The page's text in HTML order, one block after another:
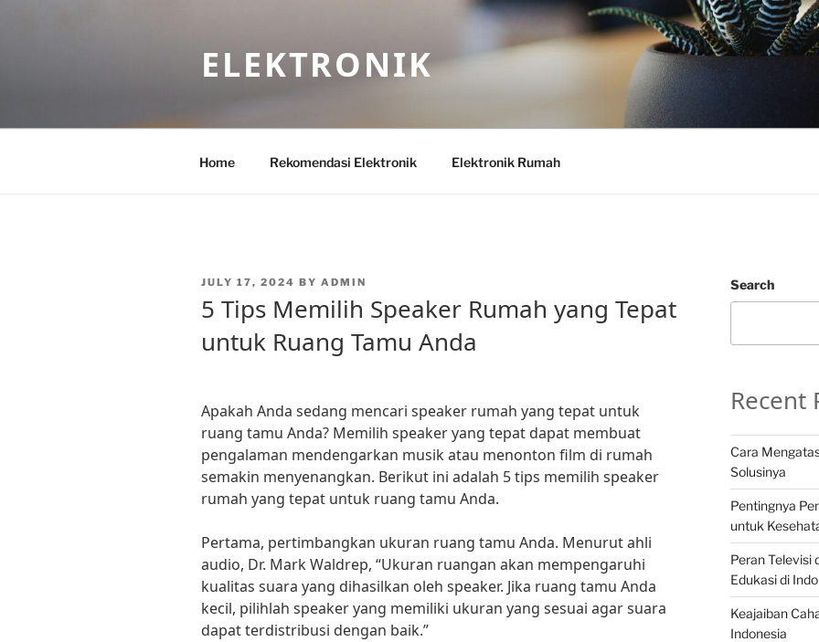
ELEKTRONIK
Home Rekomendasi Elektronik Elektronik Rumah
POSTED
JULY 17, 2024 BY ADMIN
5 Tips Memilih Speaker Rumah yang Tepat
untuk Ruang Tamu Anda
Apakah Anda sedang mencari speaker rumah yang tepat untuk
ruang tamu Anda? Memilih speaker yang tepat dapat membuat
pengalaman mendengarkan musik atau menonton film di rumah
semakin menyenangkan. Berikut ini adalah 5 tips memilih speaker
rumah yang tepat untuk ruang tamu Anda.
Pertama, pertimbangkan ukuran ruang tamu Anda. Menurut ahli
audio, Dr. Mark Waldrep, “Ukuran ruangan akan mempengaruhi
kualitas suara yang dihasilkan oleh speaker. Jika ruang tamu Anda
kecil, pilihlah speaker yang memiliki ukuran yang sesuai agar suara
dapat terdistribusi dengan baik.”
Search
Recent
Cara
Solusinya
Pentingnya
untuk
Peran Televisi
Edukasi di
Keajaiban
Indonesia